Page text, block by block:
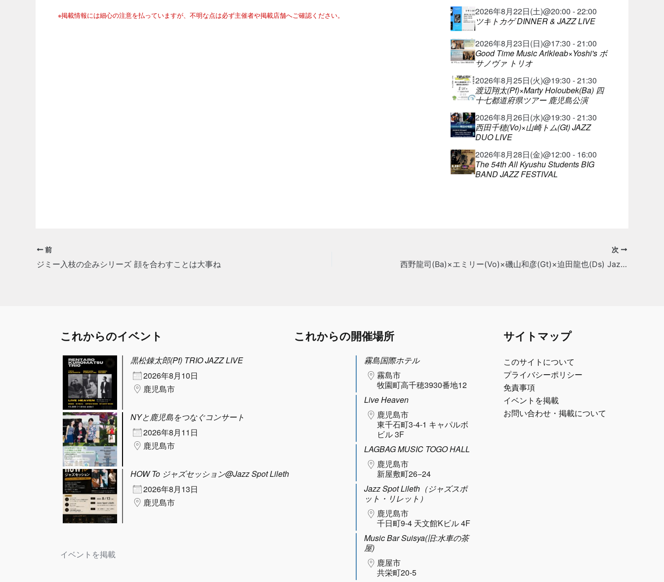
※掲載情報には細心の注意を払っていますが、不明な点は必ず主催者や掲載店舗へご確認ください。
2026年8月22日(土)@20:00 - 22:00
ツキトカゲ DINNER & JAZZ LIVE
2026年8月23日(日)@17:30 - 21:00
Good Time Music Arlkleab×Yoshi's ボ
サノヴァ トリオ
2026年8月25日(火)@19:30 - 21:30
渡辺翔太(Pf)×Marty Holoubek(Ba) 四
十七都道府県ツアー 鹿児島公演
2026年8月26日(水)@19:30 - 21:30
西田千穂(Vo)×山崎トム(Gt) JAZZ
DUO LIVE
2026年8月28日(金)@12:00 - 16:00
The 54th All Kyushu Students BIG
BAND JAZZ FESTIVAL
前
ジミー入枝の企みシリーズ 顔を合わすことは大事ね
次
西野龍司(Ba)×エミリー(Vo)×磯山和彦(Gt)×迫田龍也(Ds) Jazz & Rock Crossover
これからのイベント
黒松錬太郎(Pf) TRIO JAZZ LIVE
2026年8月10日
鹿児島市
NYと鹿児島をつなぐコンサート
2026年8月11日
鹿児島市
HOW To ジャズセッション@Jazz Spot Lileth
2026年8月13日
鹿児島市
イベントを掲載
これからの開催場所
霧島国際ホテル
霧島市
牧園町高千穂3930番地12
Live Heaven
鹿児島市
東千石町3-4-1 キャパルボ
ビル 3F
LAGBAG MUSIC TOGO HALL
鹿児島市
新屋敷町26−24
Jazz Spot Lileth（ジャズスポ
ット・リレット）
鹿児島市
千日町9-4 天文館Kビル 4F
Music Bar Suisya(旧:水車の茶
屋)
鹿屋市
共栄町20-5
サイトマップ
このサイトについて
プライバシーポリシー
免責事項
イベントを掲載
お問い合わせ・掲載について